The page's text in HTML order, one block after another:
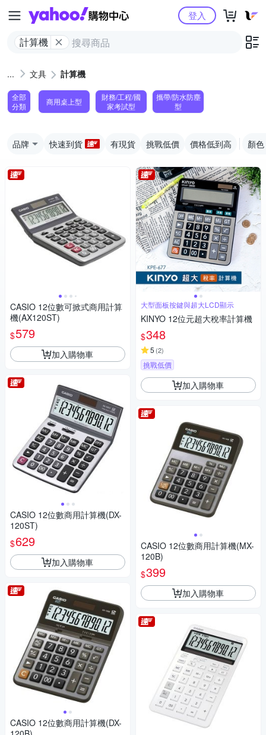
Yahoo購物中心
計算機
登入
文具 計算機
全部
分類
商用桌上型
財務/工程/國
家考試型
攜帶/防水防塵
型
品牌 快速到貨 有現貨 挑戰低價 價格低到高 顏色
CASIO 12位數可掀式商用計算
機(AX120ST)
$579
加入購物車
CASIO 12位數商用計算機(DX-
120ST)
$629
加入購物車
CASIO 12位數商用計算機(DX-
大型面板按鍵與超大LCD顯示
KINYO 12位元超大稅率計算機
$348
5 (2)
挑戰低價
加入購物車
CASIO 12位數商用計算機(MX-
120B)
$399
加入購物車